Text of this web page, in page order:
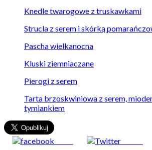
Knedle twarogowe z truskawkami
Strucla z serem i skórką
Pascha wielkanocna
Kluski ziemniaczane
Pierogi z serem
Tarta brzoskwiniowa z serem,
tymiankiem